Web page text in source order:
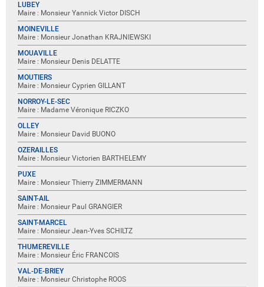
LUBEY
Maire : Monsieur Yannick Victor DISCH
MOINEVILLE
Maire : Monsieur Jonathan KRAJNIEWSKI
MOUAVILLE
Maire : Monsieur Denis DELATTE
MOUTIERS
Maire : Monsieur Cyprien GILLANT
NORROY-LE-SEC
Maire : Madame Véronique RICZKO
OLLEY
Maire : Monsieur David BUONO
OZERAILLES
Maire : Monsieur Victorien BARTHELEMY
PUXE
Maire : Monsieur Thierry ZIMMERMANN
SAINT-AIL
Maire : Monsieur Paul GRANGIER
SAINT-MARCEL
Maire : Monsieur Jean-Yves SCHILTZ
THUMEREVILLE
Maire : Monsieur Éric FRANCOIS
VAL-DE-BRIEY
Maire : Monsieur Christophe ROOS